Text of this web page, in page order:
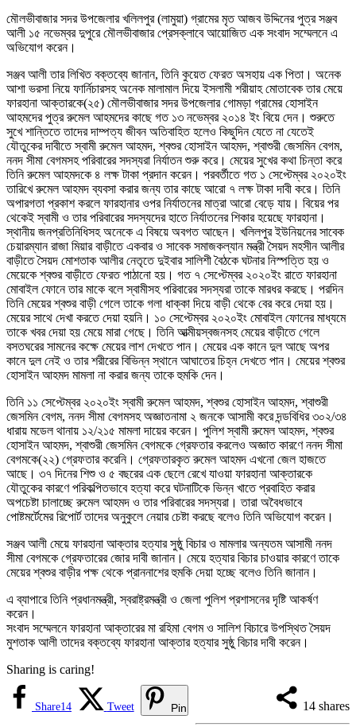
মৌলভীবাজার সদর উপজেলার খলিলপুর (লামুয়া) গ্রামের মৃত আজব উদ্দিনের পুত্র সঞ্জব
আলী ১৫ নভেম্বর দুপুরে মৌলভীবাজার প্রেসক্লাবে আয়োজিত এক সংবাদ সম্মেলনে এ
অভিযোগ করেন।
সঞ্জব আলী তার লিখিত বক্তব্যে জানান, তিনি কুয়েত ফেরত অসহায় এক পিতা। অনেক
আশা ভরসা নিয়ে ফার্নিচারসহ অনেক মালামাল দিয়ে ইসলামী শরীয়াহ মোতাবেক তার মেয়ে
ফারহানা আক্তারকে(২৫) মৌলভীবাজার সদর উপজেলার গোমড়া গ্রামের হোসাইন
আহমদের পুত্র রুমেল আহমদের কাছে গত ১৩ নভেম্বর ২০১৪ ইং বিয়ে দেন। শুরুতে
সুখে শান্তিতে তাদের দাম্পত্য জীবন অতিবাহিত হলেও কিছুদিন যেতে না যেতেই
যৌতুকের দাবীতে স্বামী রুমেল আহমদ, শ্বশুর হোসাইন আহমদ, শ্বাশুরী জেসমিন বেগম,
ননদ সীমা বেগমসহ পরিবারের সদস্যরা নির্যাতন শুরু করে। মেয়ের সুখের কথা চিন্তা করে
তিনি রুমেল আহমদকে ৪ লক্ষ টাকা প্রদান করেন। পরবর্তীতে গত ১ সেপ্টেম্বর ২০২০ইং
তারিখে রুমেল আহমদ ব্যবসা করার জন্য তার কাছে আরো ৭ লক্ষ টাকা দাবী করে। তিনি
অপারগতা প্রকাশ করলে ফারহানার ওপর নির্যাতনের মাত্রা আরো বেড়ে যায়। বিয়ের পর
থেকেই স্বামী ও তার পরিবারের সদস্যদের হাতে নির্যাতনের শিকার হয়েছে ফারহানা।
স্থানীয় জনপ্রতিনিধিসহ অনেকে এ বিষয়ে অবগত আছেন। খলিলপুর ইউনিয়নের সাবেক
চেয়ারম্যান রাজা মিয়ার বাড়ীতে একবার ও সাবেক সমাজকল্যান মন্ত্রী সৈয়দ মহসীন আলীর
বাড়ীতে সৈয়দ মোশতাক আলীর নেতৃতে দুইবার সালিশী বৈঠকে ঘটনার নিস্পত্তি হয় ও
মেয়েকে শ্বশুর বাড়ীতে ফেরত পাঠানো হয়। গত ৭ সেপ্টেম্বর ২০২০ইং রাতে ফারহানা
মোবাইল ফোনে তার মাকে বলে স্বামীসহ পরিবারের সদস্যরা তাকে মারধর করছে। পরদিন
তিনি মেয়ের শ্বশুর বাড়ী গেলে তাকে গলা ধাক্কা দিয়ে বাড়ী থেকে বের করে দেয়া হয়।
মেয়ের সাথে দেখা করতে দেয়া হয়নি। ১০ সেপ্টেম্বর ২০২০ইং মোবাইল ফোনের মাধ্যমে
তাকে খবর দেয়া হয় মেয়ে মারা গেছে। তিনি আত্মীয়স্বজনসহ মেয়ের বাড়ীতে গেলে
বসতঘরের সামনের কক্ষে মেয়ের লাশ দেখতে পান। মেয়ের এক কানে দুল আছে অপর
কানে দুল নেই ও তার শরীরের বিভিন্ন স্থানে আঘাতের চিহ্ন দেখতে পান। মেয়ের শ্বশুর
হোসাইন আহমদ মামলা না করার জন্য তাকে হুমকি দেন।
তিনি ১১ সেপ্টেম্বর ২০২০ইং স্বামী রুমেল আহমদ, শ্বশুর হোসাইন আহমদ, শ্বাশুরী
জেসমিন বেগম, ননদ সীমা বেগমসহ অজ্ঞাতনামা ২ জনকে আসামী করে দন্ডবিধির ৩০২/৩৪
ধারায় মডেল থানায় ১২/২১৫ মামলা দায়ের করেন। পুলিশ স্বামী রুমেল আহমদ, শ্বশুর
হোসাইন আহমদ, শ্বাশুরী জেসমিন বেগমকে গ্রেফতার করলেও অজ্ঞাত কারণে ননদ সীমা
বেগমকে(২২) গ্রেফতার করেনি। গ্রেফতারকৃত রুমেল আহমদ এখনো জেল হাজতে
আছে। ৩৭ দিনের শিশু ও ৫ বছরের এক ছেলে রেখে যাওয়া ফারহানা আক্তারকে
যৌতুকের কারণে পরিকল্পিতভাবে হত্যা করে ঘটনাটিকে ভিন্ন খাতে প্রবাহিত করার
অপচেষ্টা চালাচ্ছে রুমেল আহমদ ও তার পরিবারের সদস্যরা। তারা অবৈধভাবে
পোষ্টমর্টেমের রিপোর্ট তাদের অনুকুলে নেয়ার চেষ্টা করছে বলেও তিনি অভিযোগ করেন।
সঞ্জব আলী মেয়ে ফারহানা আক্তার হত্যার সুষ্ঠু বিচার ও মামলার অন্যতম আসামী ননদ
সীমা বেগমকে গ্রেফতারের জোর দাবী জানান। মেয়ে হত্যার বিচার চাওয়ার কারণে তাকে
মেয়ের শ্বশুর বাড়ীর পক্ষ থেকে প্রাননাশের হুমকি দেয়া হচ্ছে বলেও তিনি জানান।
এ ব্যাপারে তিনি প্রধানমন্ত্রী, স্বরাষ্ট্রমন্ত্রী ও জেলা পুলিশ প্রশাসনের দৃষ্টি আকর্ষণ
করেন।
সংবাদ সম্মেলনে ফারহানা আক্তারের মা রহিমা বেগম ও সালিশ বিচারে উপস্থিত সৈয়দ
মুশতাক আলী তাদের বক্তব্যে ফারহানা আক্তার হত্যার সুষ্ঠু বিচার দাবী করেন।
Sharing is caring!
14 shares
Share14 Tweet Pin